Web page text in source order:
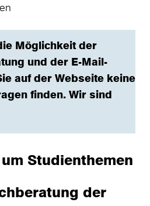
Möglichkeit der
und der E-Mail-
auf der Webseite keine
finden. Wir sind
Studienthemen
der